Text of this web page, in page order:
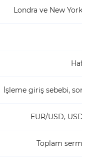
Londra ve New York
İşleme giriş sebebi,
EUR/USD, USD/
Toplam